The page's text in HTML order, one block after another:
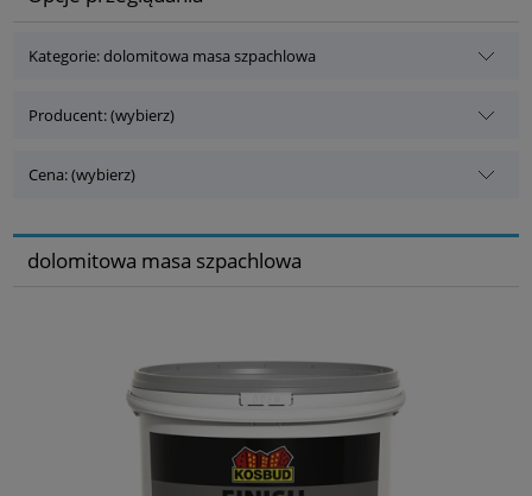
Kategorie: dolomitowa masa szpachlowa
Producent: (wybierz)
Cena: (wybierz)
dolomitowa masa szpachlowa